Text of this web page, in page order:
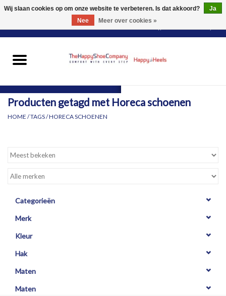
0 Artikelen - €0,00
HEREN
SCHOENEN PASSEN &
Producten getagd met Horeca schoenen
HOME /TAGS/HORECA SCHOENEN
Categorieën
Merk
Kleur
Hak
Maten
Maten
Wij slaan cookies op om onze website te verbeteren. Is dat akkoord?
Ja
Nee
Meer over cookies »